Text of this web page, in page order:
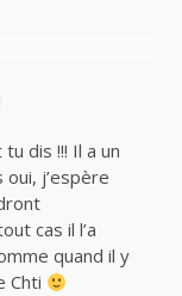
tu dis !!! Il a un
j’espère
cas il l’a
quand il y
Chti